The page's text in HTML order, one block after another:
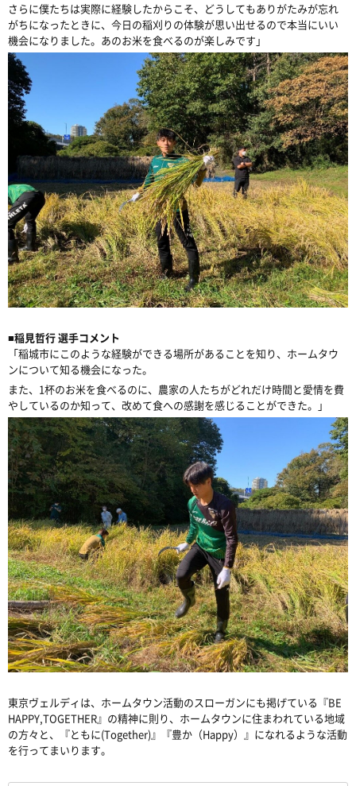
さらに僕たちは実際に経験したからこそ、どうしてもありがたみが忘れ
がちになったときに、今日の稲刈りの体験が思い出せるので本当にいい
機会になりました。あのお米を食べるのが楽しみです」
■稲見哲行 選手コメント
「稲城市にこのような経験ができる場所があることを知り、ホームタウ
ンについて知る機会になった。
また、 1杯のお米を食べるのに、農家の人たちがどれだけ時間と愛情を費
やしているのか知って、改めて食への感謝を感じることができた。」
東京ヴェルディは、ホームタウン活動のスローガンにも掲げている『BE
HAPPY,TOGETHER』の精神に則り、ホームタウンに住まわれている地域
の方々と、『ともに(Together)』『豊か（Happy） 』になれるような活動
を行ってまいります。